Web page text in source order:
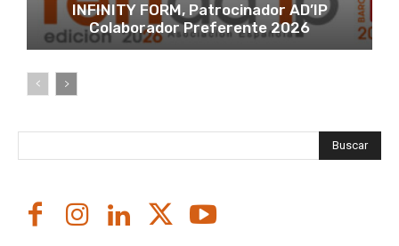
INFINITY FORM, Patrocinador AD’IP
Colaborador Preferente 2026
Buscar